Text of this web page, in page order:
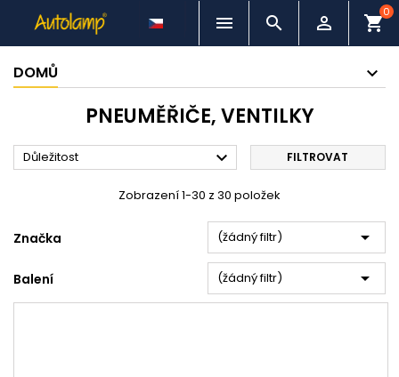
   shopping_cart
0
DOMŮ
PNEUMĚŘIČE, VENTILKY
Důležitost  FILTROVAT
Zobrazení 1-30 z 30 položek
Značka (žádný filtr) 
Balení (žádný filtr) 